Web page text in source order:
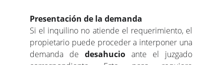
Presentación de la demanda
Si el inquilino no atiende el requerimiento, el
propietario puede proceder a interponer una
demanda de desahucio ante el juzgado